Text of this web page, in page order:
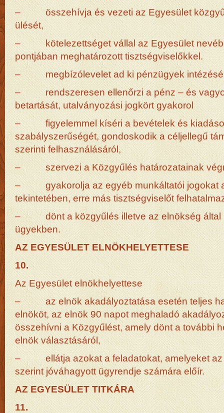
– összehívja és vezeti az Egyesület
ülését,
– kötelezettséget vállal az Egyesület
pontjában meghatározott tisztségviselőkkel.
– megbízólevelet ad ki pénzügyek
– rendszeresen ellenőrzi a pénz – és
betartását, utalványozási jogkört gyakorol
– figyelemmel kíséri a bevételek és
szabályszerűségét, gondoskodik a céljellegű
szerinti felhasználásáról,
– szervezi a Közgyűlés határozatainak
– gyakorolja az egyéb munkáltatói jogokat
tekintetében, erre más tisztségviselőt
– dönt a közgyűlés illetve az elnökség által
ügyekben.
AZ EGYESÜLET ELNÖKHELYETTESE
10.
Az Egyesület elnökhelyettese
– az elnök akadályoztatása esetén teljes
elnököt, az elnök 90 napot meghaladó
összehívni a Közgyűlést, amely dönt a további
elnök választásáról,
– ellátja azokat a feladatokat, amelyeket az
szerint jóváhagyott ügyrendje számára előír.
AZ EGYESÜLET TITKÁRA
11.